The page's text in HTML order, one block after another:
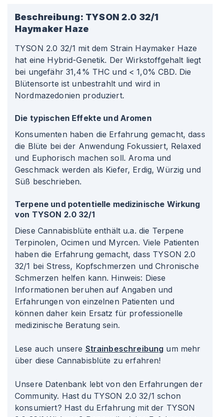
Beschreibung: TYSON 2.0 32/1
Haymaker Haze
TYSON 2.0 32/1 mit dem Strain Haymaker Haze
hat eine Hybrid-Genetik. Der Wirkstoffgehalt liegt
bei ungefähr 31,4% THC und < 1,0% CBD. Die
Blütensorte ist unbestrahlt und wird in
Nordmazedonien produziert.
Die typischen Effekte und Aromen
Konsumenten haben die Erfahrung gemacht, dass
die Blüte bei der Anwendung Fokussiert, Relaxed
und Euphorisch machen soll. Aroma und
Geschmack werden als Kiefer, Erdig, Würzig und
Süß beschrieben.
Terpene und potentielle medizinische Wirkung
von TYSON 2.0 32/1
Diese Cannabisblüte enthält u.a. die Terpene
Terpinolen, Ocimen und Myrcen. Viele Patienten
haben die Erfahrung gemacht, dass TYSON 2.0
32/1 bei Stress, Kopfschmerzen und Chronische
Schmerzen helfen kann. Hinweis: Diese
Informationen beruhen auf Angaben und
Erfahrungen von einzelnen Patienten und
können daher kein Ersatz für professionelle
medizinische Beratung sein.
Lese auch unsere Strainbeschreibung um mehr
über diese Cannabisblüte zu erfahren!
Unsere Datenbank lebt von den Erfahrungen der
Community. Hast du TYSON 2.0 32/1 schon
konsumiert? Hast du Erfahrung mit der TYSON